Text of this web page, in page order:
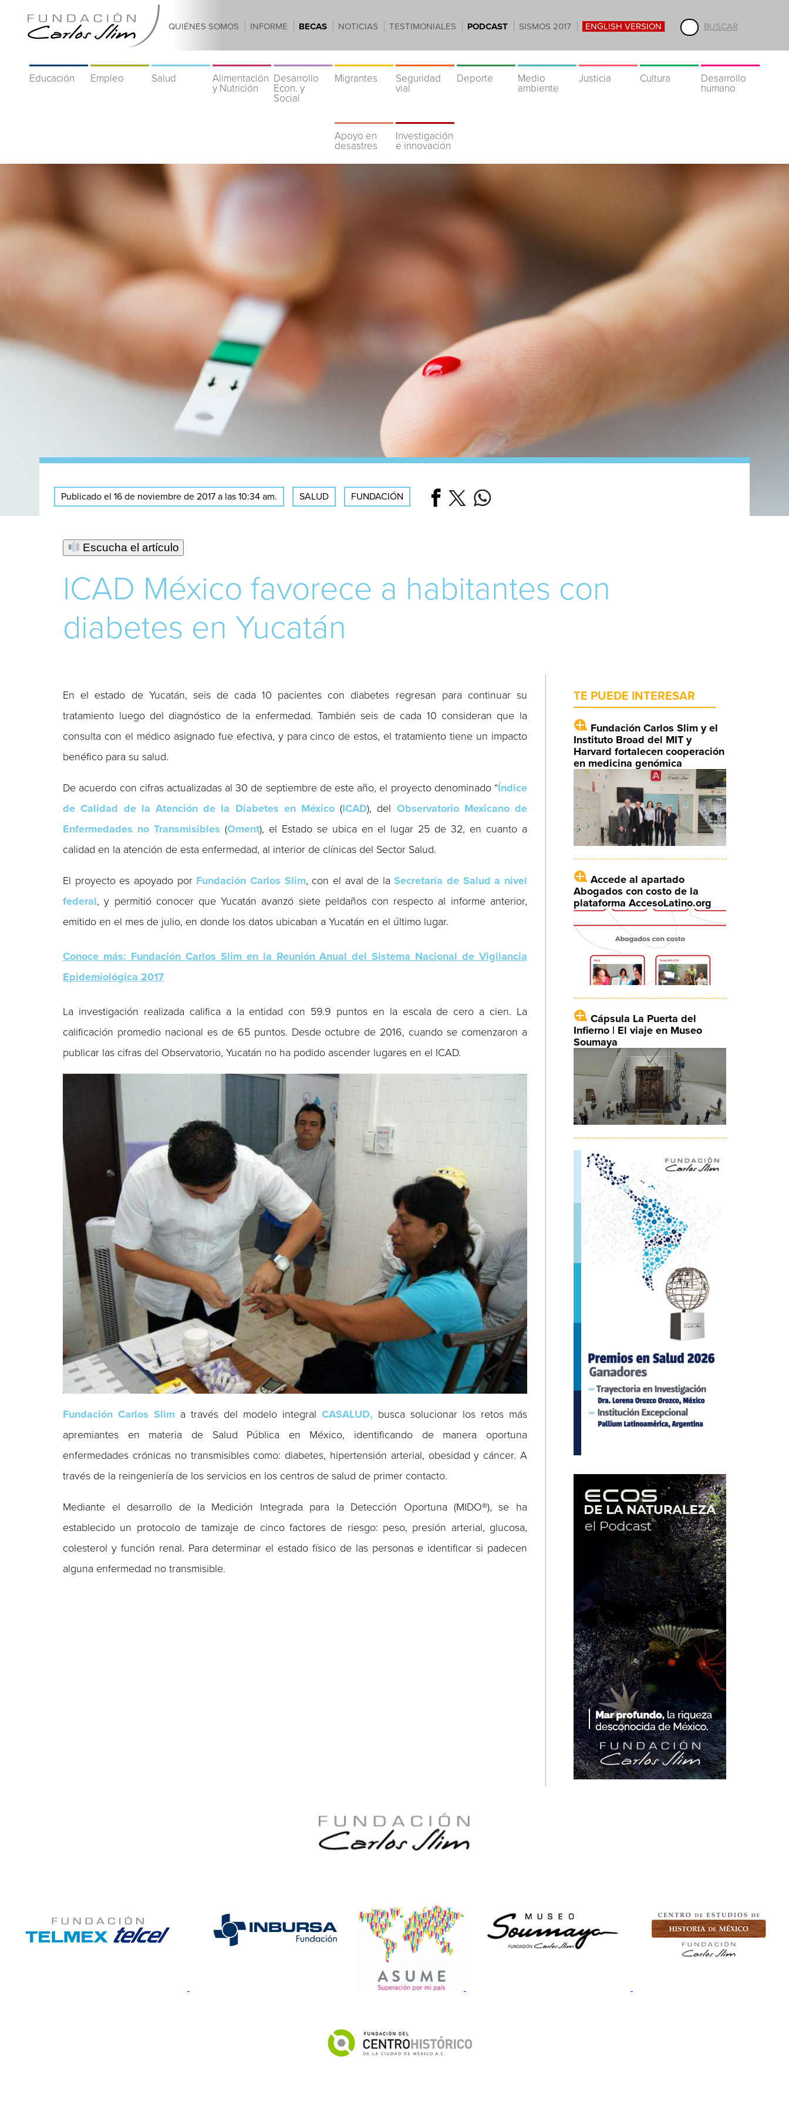
BUSCAR
QUIÉNES SOMOS INFORME BECAS NOTICIAS TESTIMONIALES PODCAST SISMOS 2017 ENGLISH VERSION
Educación Empleo Salud
Alimentación
y Nutrición
Desarrollo
Econ. y
Social
Migrantes
Seguridad
vial
Deporte
Medio
ambiente
Justicia Cultura
Desarrollo
humano
Apoyo en
desastres
Investigación
e innovación
Publicado el 16 de noviembre de 2017 a las 10:34 am. SALUD FUNDACIÓN
Escucha el artículo
ICAD México favorece a habitantes con
diabetes en Yucatán
En el estado de Yucatán, seis de cada 10 pacientes con diabetes regresan para continuar su
tratamiento luego del diagnóstico de la enfermedad. También seis de cada 10 consideran que la
consulta con el médico asignado fue efectiva, y para cinco de estos, el tratamiento tiene un impacto
benéfico para su salud.
De acuerdo con cifras actualizadas al 30 de septiembre de este año, el proyecto denominado “Índice
de Calidad de la Atención de la Diabetes en México(ICAD), del Observatorio Mexicano de
Enfermedades no Transmisibles (Oment), el Estado se ubica en el lugar 25 de 32, en cuanto a
calidad en la atención de esta enfermedad, al interior de clínicas del Sector Salud.
El proyecto es apoyado por Fundación Carlos Slim, con el aval de laSecretaría de Salud a nivel
federal, y permitió conocer que Yucatán avanzó siete peldaños con respecto al informe anterior,
emitido en el mes de julio, en donde los datos ubicaban a Yucatán en el último lugar.
Conoce más: Fundación Carlos Slim en la Reunión Anual del Sistema Nacional de Vigilancia
Epidemiológica 2017
La investigación realizada califica a la entidad con 59.9 puntos en la escala de cero a cien. La
calificación promedio nacional es de 65 puntos. Desde octubre de 2016, cuando se comenzaron a
publicar las cifras del Observatorio, Yucatán no ha podido ascender lugares en el ICAD.
Fundación Carlos Slim a través del modelo integralCASALUD, busca solucionar los retos más
apremiantes en materia de Salud Pública en México, identificando de manera oportuna
enfermedades crónicas no transmisibles como: diabetes, hipertensión arterial, obesidad y cáncer. A
través de la reingeniería de los servicios en los centros de salud de primer contacto.
Mediante el desarrollo de la Medición Integrada para la Detección Oportuna (MIDO®), se ha
establecido un protocolo de tamizaje de cinco factores de riesgo: peso, presión arterial, glucosa,
colesterol y función renal. Para determinar el estado físico de las personas e identificar si padecen
alguna enfermedad no transmisible.
TE PUEDE INTERESAR
Fundación Carlos Slim y el
Instituto Broad del MIT y
Harvard fortalecen cooperación
en medicina genómica
Accede al apartado
Abogados con costo de la
plataforma AccesoLatino.org
Cápsula La Puerta del
Infierno | El viaje en Museo
Soumaya